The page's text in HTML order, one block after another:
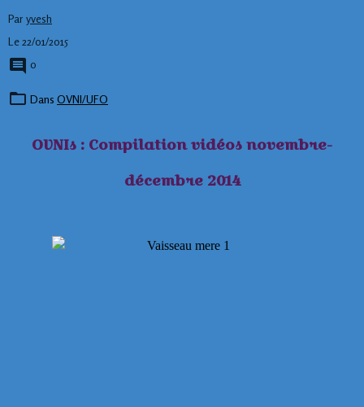
Par yvesh
Le 22/01/2015
0
Dans OVNI/UFO
OVNIs : Compilation vidéos novembre-
décembre 2014